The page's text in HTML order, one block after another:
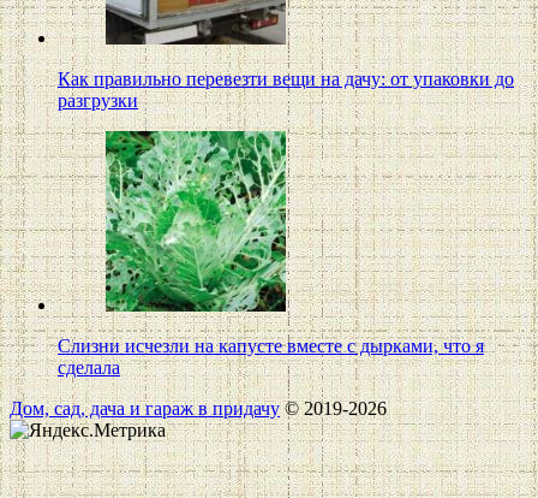
Как правильно перевезти вещи на дачу: от упаковки до
разгрузки
Слизни исчезли на капусте вместе с дырками, что я
сделала
Дом, сад, дача и гараж в придачу© 2019-2026